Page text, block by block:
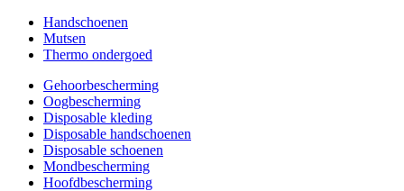
Handschoenen
Mutsen
Thermo ondergoed
Gehoorbescherming
Oogbescherming
Disposable kleding
Disposable handschoenen
Disposable schoenen
Mondbescherming
Hoofdbescherming